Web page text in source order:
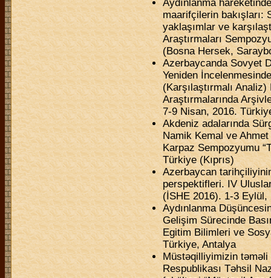
Aydınlanma
maarifçilerin bakışları:
yaklaşımlar ve
Araştırmaları
(Bosna Hersek,
Azerbaycanda Sovyet
Yeniden
(Karşılaştırmalı
Araştırmalarında
7-9 Nisan, 2016.
Akdeniz adalarında
Namik Kemal ve
Karpaz Sempozyumu
Türkiye (Kıprıs)
Azerbaycan
perspektifleri. IV
(İSHE 2016). 1-3
Aydınlanma
Gelişim Sürecinde
Egitim Bilimleri ve
Türkiye, Antalya
Müstəqilliyimizin
Respublikası Təhsil